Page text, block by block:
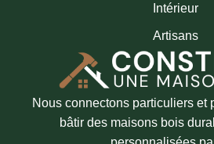
Intérieur
Artisans
Nous connectons particuliers et
bâtir des maisons bois